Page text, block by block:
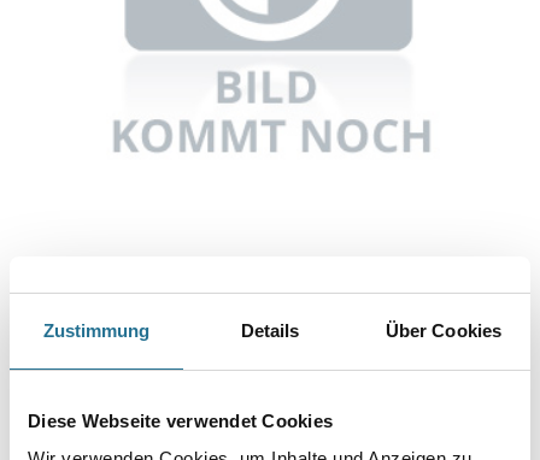
Zustimmung Details Über Cookies
Diese Webseite verwendet Cookies
Bitte einloggen, um Preise zu sehen
Art-Nr.:1065-002257